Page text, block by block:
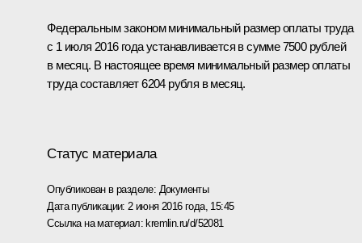
Федеральным законом минимальный размер оплаты труда
с 1 июля 2016 года устанавливается в сумме 7500 рублей
в месяц. В настоящее время минимальный размер оплаты
труда составляет 6204 рубля в месяц.
Статус материала
Опубликован в разделе: Документы
Дата публикации: 2 июня 2016 года, 15:45
Ссылка на материал: kremlin.ru/d/52081